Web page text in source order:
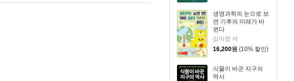
생명과학의 눈으로 보
면 기후의 미래가 바
뀐다
김미정 저
16,200원 (10% 할인)
식물이 바꾼 지구의
역사